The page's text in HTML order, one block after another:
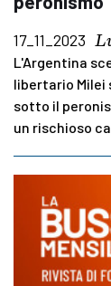
17_11_2023
L'Argentina
libertario Milei
sotto il
un rischioso